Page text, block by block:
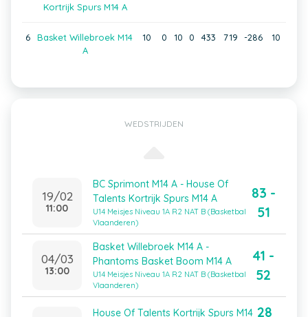
Kortrijk Spurs M14 A
6
Basket Willebroek M14
A
10 0 10 0 433 719 -286 10
WEDSTRIJDEN
19/02
11:00
BC Sprimont M14 A - House Of
Talents Kortrijk Spurs M14 A
U14 Meisjes Niveau 1A R2 NAT B (Basketbal
Vlaanderen)
83 -
51
04/03
13:00
Basket Willebroek M14 A -
Phantoms Basket Boom M14 A
U14 Meisjes Niveau 1A R2 NAT B (Basketbal
Vlaanderen)
41 -
52
House Of Talents Kortrijk Spurs M14 28